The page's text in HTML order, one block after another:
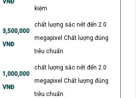
kiệm
3,500,000
VNĐ
chất lượng sắc nét đến 2.0
megapixel Chất lượng đúng
tiêu chuẩn
1,000,000
VNĐ
chất lượng sắc nét đến 2.0
megapixel Chất lượng đúng
tiêu chuẩn